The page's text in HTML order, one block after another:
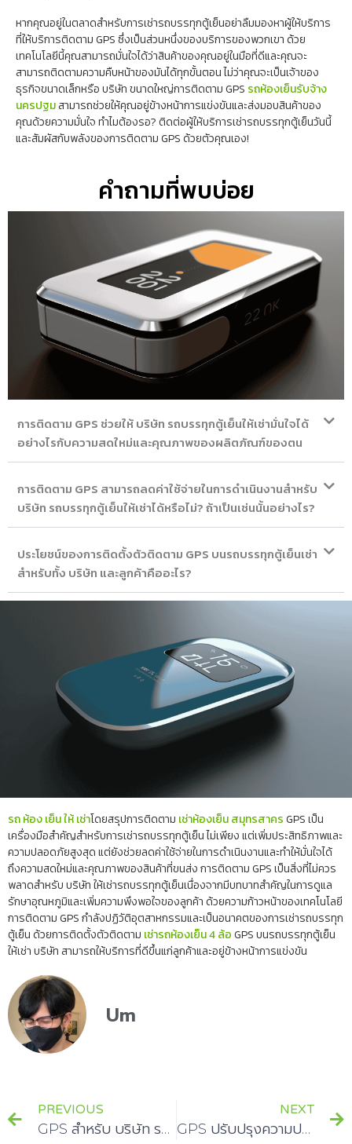
หากคุณอยู่ในตลาดสำหรับการเช่ารถบรรทุกตู้เย็นอย่าลืมมองหาผู้ให้บริการ
ที่ให้บริการติดตาม GPS ซึ่งเป็นส่วนหนึ่งของบริการของพวกเขา ด้วย
เทคโนโลยีนี้คุณสามารถมั่นใจได้ว่าสินค้าของคุณอยู่ในมือที่ดีและคุณจะ
สามารถติดตามความคืบหน้าของมันได้ทุกขั้นตอน ไม่ว่าคุณจะเป็นเจ้าของ
ธุรกิจขนาดเล็กหรือ บริษัท ขนาดใหญ่การติดตาม GPS รถห้องเย็นรับจ้าง
นครปฐมสามารถช่วยให้คุณอยู่ข้างหน้าการแข่งขันและส่งมอบสินค้าของ
คุณด้วยความมั่นใจ ทำไมต้องรอ? ติดต่อผู้ให้บริการเช่ารถบรรทุกตู้เย็นวันนี้
และสัมผัสกับพลังของการติดตาม GPS ด้วยตัวคุณเอง!
คำถามที่พบบ่อย
การติดตาม GPS ช่วยให้ บริษัท รถบรรทุกตู้เย็นให้เช่ามั่นใจได้
อย่างไรกับความสดใหม่และคุณภาพของผลิตภัณฑ์ของตน
การติดตาม GPS สามารถลดค่าใช้จ่ายในการดำเนินงานสำหรับ
บริษัท รถบรรทุกตู้เย็นให้เช่าได้หรือไม่? ถ้าเป็นเช่นนั้นอย่างไร?
ประโยชน์ของการติดตั้งตัวติดตาม GPS บนรถบรรทุกตู้เย็นเช่า
สำหรับทั้ง บริษัท และลูกค้าคืออะไร?
รถ ห้อง เย็น ให้ เช่าโดยสรุปการติดตาม เช่าห้องเย็น สมุทรสาครGPS เป็น
เครื่องมือสำคัญสำหรับการเช่ารถบรรทุกตู้เย็น ไม่เพียง แต่เพิ่มประสิทธิภาพและ
ความปลอดภัยสูงสุด แต่ยังช่วยลดค่าใช้จ่ายในการดำเนินงานและทำให้มั่นใจได้
ถึงความสดใหม่และคุณภาพของสินค้าที่ขนส่ง การติดตาม GPS เป็นสิ่งที่ไม่ควร
พลาดสำหรับ บริษัท ให้เช่ารถบรรทุกตู้เย็นเนื่องจากมีบทบาทสำคัญในการดูแล
รักษาอุณหภูมิและเพิ่มความพึงพอใจของลูกค้า ด้วยความก้าวหน้าของเทคโนโลยี
การติดตาม GPS กำลังปฏิวัติอุตสาหกรรมและเป็นอนาคตของการเช่ารถบรรทุก
ตู้เย็น ด้วยการติดตั้งตัวติดตาม เช่ารถห้องเย็น 4 ล้อGPS บนรถบรรทุกตู้เย็น
ให้เช่า บริษัท สามารถให้บริการที่ดีขึ้นแก่ลูกค้าและอยู่ข้างหน้าการแข่งขัน
Um
PREVIOUS
GPS สำหรับ บริษัท รถบัสให้เช่าในประเทศไทย
NEXT
GPS ปรับปรุงความปลอดภัยของรถตู้เย็นได้อย่างไร